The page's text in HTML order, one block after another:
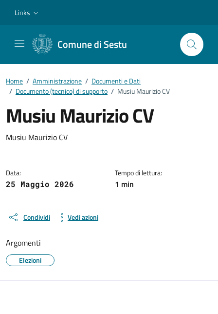
Links
Comune di Sestu
Home / Amministrazione / Documenti e Dati
/ Documento (tecnico) di supporto / Musiu Maurizio CV
Musiu Maurizio CV
Dettagli del documento
Musiu Maurizio CV
Data:
25 Maggio 2026
Tempo di lettura:
1 min
Condividi Vedi azioni
Argomenti
Elezioni